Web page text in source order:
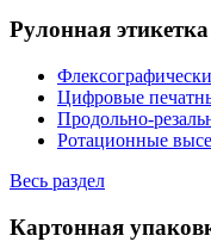
Рулонная
Цифровые
Продольно-
Ротационные
Весь раздел
Картонная